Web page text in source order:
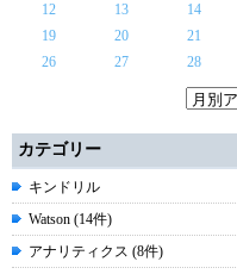
12
13 14
19
20 21
26
27 28
カテゴリー
キンドリル
Watson (14件)
アナリティクス (8件)